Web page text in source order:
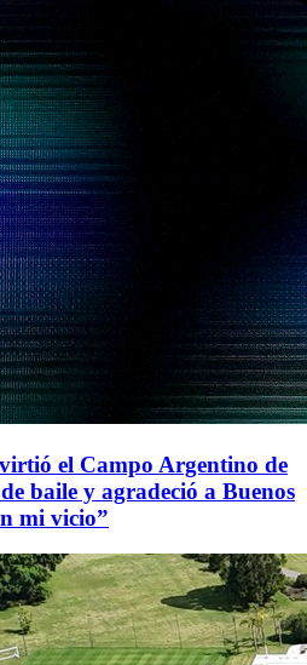
el Campo Argentino de
baile y agradeció a Buenos
mi vicio”